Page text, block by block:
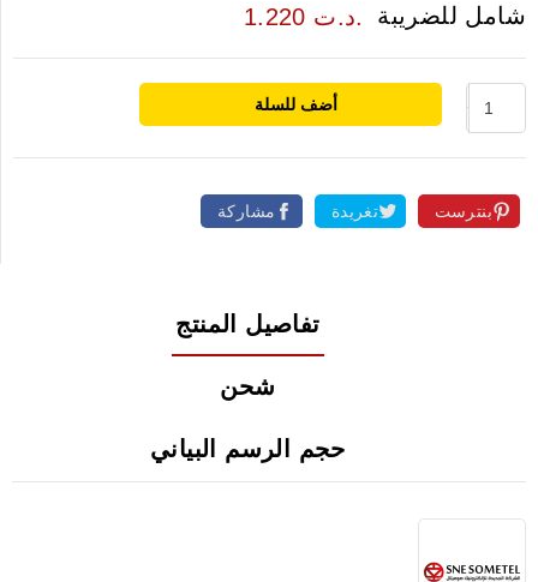
1.220 د.ت. شامل للضريبة
أضف للسلة
مشاركة تغريدة بنترست
تفاصيل المنتج
شحن
حجم الرسم البياني